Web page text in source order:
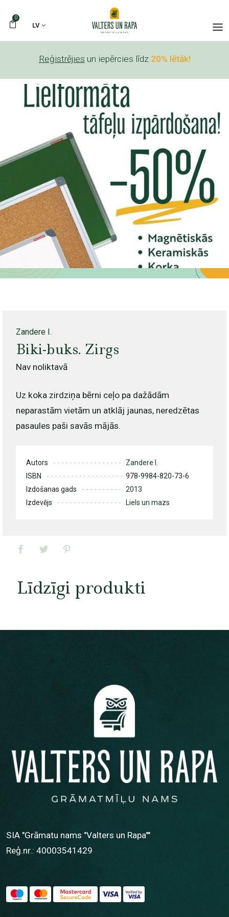
0
LV
Reģistrējies un iepērcies līdz 20% lētāk!
Zandere I.
Biki-buks. Zirgs
Nav noliktavā
Uz koka zirdziņa bērni ceļo pa dažādām
neparastām vietām un atklāj jaunas, neredzētas
pasaules paši savās mājās.
Autors
Zandere I.
ISBN
978-9984-820-73-6
Izdošanas gads
2013
Izdevējs
Liels un mazs
Līdzīgi produkti
SIA "Grāmatu nams "Valters un Rapa""
Reģ.nr.: 40003541429